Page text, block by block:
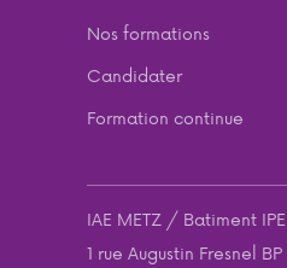
Nos formations
Candidater
Formation continue
IAE METZ / Batiment
1 rue Augustin Fresnel